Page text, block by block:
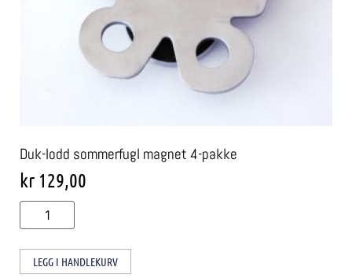
Duk-lodd sommerfugl magnet 4-pakke
kr 129,00
LEGG I HANDLEKURV